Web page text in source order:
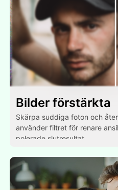
Bilder förstärkta
Skärpa suddiga foton och
använder filtret för renare
polerade slutresultat.